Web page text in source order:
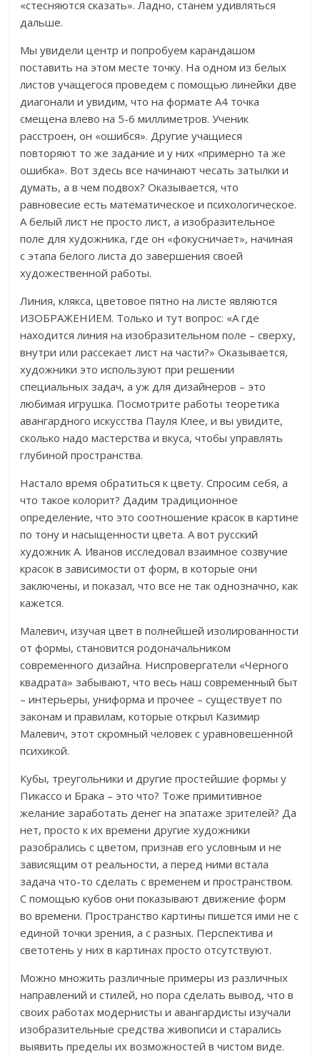
«стесняются сказать». Ладно, станем удивляться
дальше.
Мы увидели центр и попробуем карандашом
поставить на этом месте точку. На одном из белых
листов учащегося проведем с помощью линейки две
диагонали и увидим, что на формате А4 точка
смещена влево на 5-6 миллиметров. Ученик
расстроен, он «ошибся». Другие учащиеся
повторяют то же задание и у них «примерно та же
ошибка». Вот здесь все начинают чесать затылки и
думать, а в чем подвох? Оказывается, что
равновесие есть математическое и психологическое.
А белый лист не просто лист, а изобразительное
поле для художника, где он «фокусничает», начиная
с этапа белого листа до завершения своей
художественной работы.
Линия, клякса, цветовое пятно на листе являются
ИЗОБРАЖЕНИЕМ. Только и тут вопрос: «А где
находится линия на изобразительном поле – сверху,
внутри или рассекает лист на части?» Оказывается,
художники это используют при решении
специальных задач, а уж для дизайнеров – это
любимая игрушка. Посмотрите работы теоретика
авангардного искусства Пауля Клее, и вы увидите,
сколько надо мастерства и вкуса, чтобы управлять
глубиной пространства.
Настало время обратиться к цвету. Спросим себя, а
что такое колорит? Дадим традиционное
определение, что это соотношение красок в картине
по тону и насыщенности цвета. А вот русский
художник А. Иванов исследовал взаимное созвучие
красок в зависимости от форм, в которые они
заключены, и показал, что все не так однозначно, как
кажется.
Малевич, изучая цвет в полнейшей изолированности
от формы, становится родоначальником
современного дизайна. Ниспровергатели «Черного
квадрата» забывают, что весь наш современный быт
– интерьеры, униформа и прочее – существует по
законам и правилам, которые открыл Казимир
Малевич, этот скромный человек с уравновешенной
психикой.
Кубы, треугольники и другие простейшие формы у
Пикассо и Брака – это что? Тоже примитивное
желание заработать денег на эпатаже зрителей? Да
нет, просто к их времени другие художники
разобрались с цветом, признав его условным и не
зависящим от реальности, а перед ними встала
задача что-то сделать с временем и пространством.
С помощью кубов они показывают движение форм
во времени. Пространство картины пишется ими не с
единой точки зрения, а с разных. Перспектива и
светотень у них в картинах просто отсутствуют.
Можно множить различные примеры из различных
направлений и стилей, но пора сделать вывод, что в
своих работах модернисты и авангардисты изучали
изобразительные средства живописи и старались
выявить пределы их возможностей в чистом виде.